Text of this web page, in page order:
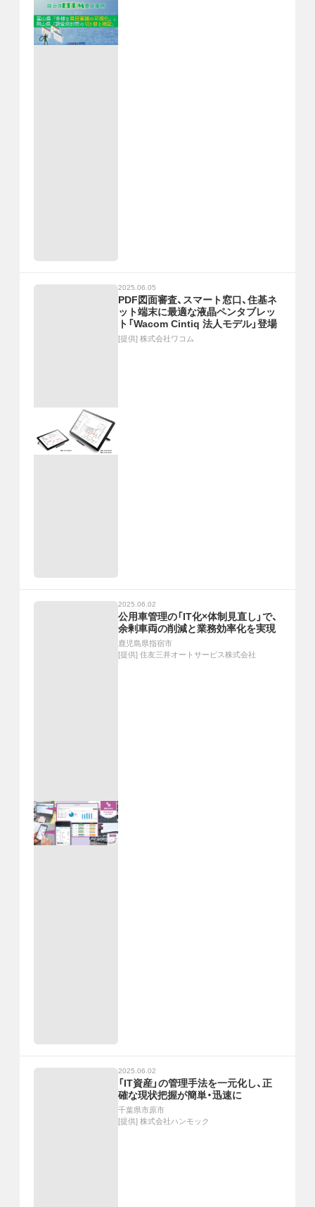
2025.06.05
PDF図面審査、スマート窓口、住基ネ
ット端末に最適な液晶ペンタブレッ
ト「Wacom Cintiq 法人モデル」登場
[提供] 株式会社ワコム
2025.06.02
公用車管理の「IT化×体制見直し」で、
余剰車両の削減と業務効率化を実現
鹿児島県指宿市
[提供] 住友三井オートサービス株式会社
2025.06.02
「IT資産」の管理手法を一元化し、正
確な現状把握が簡単・迅速に
千葉県市原市
[提供] 株式会社ハンモック